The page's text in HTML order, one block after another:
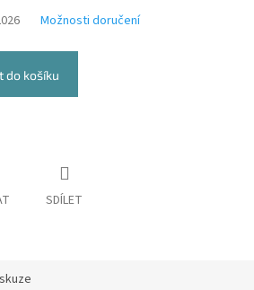
Možnosti doručení
do košíku
SDÍLET